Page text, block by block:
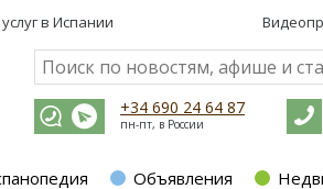
в Испании
+34 690 24 64 87
пн-пт, в России
Объявления